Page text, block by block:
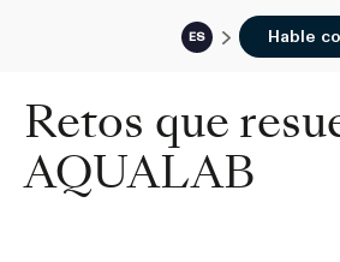
ES Hable
Retos que
AQUALAB